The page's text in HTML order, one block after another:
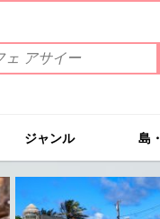
ジャンル 島